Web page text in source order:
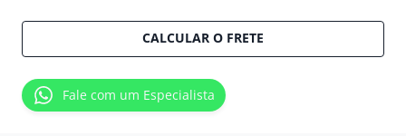
CALCULAR O FRETE
Fale com um Especialista